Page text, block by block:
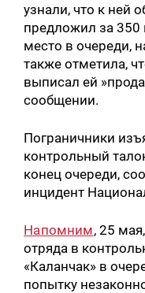
узнали, что к ней
предложил за 350
место в очереди,
также отметила,
выписал ей
сообщении.
Пограничники
контрольный
конец очереди,
инцидент
Напомним, 25
отряда в
«Каланчак» в
попытку